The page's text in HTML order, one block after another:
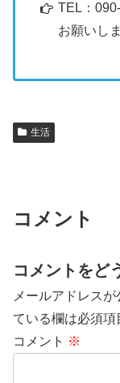
TEL：
お願いし
生活
コメント
コメントをど
メールアドレスが
ている欄は必須項
コメント ※